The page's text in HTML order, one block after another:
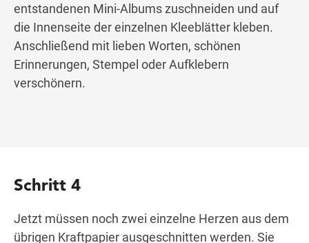
entstandenen Mini-Albums zuschneiden und auf
die Innenseite der einzelnen Kleeblätter kleben.
Anschließend mit lieben Worten, schönen
Erinnerungen, Stempel oder Aufklebern
verschönern.
Schritt 4
Jetzt müssen noch zwei einzelne Herzen aus dem
übrigen Kraftpapier ausgeschnitten werden. Sie